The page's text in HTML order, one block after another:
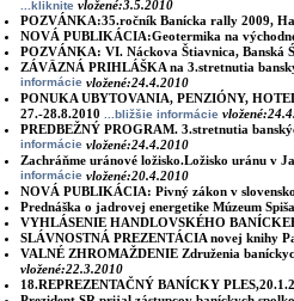
...kliknite vložené:3.5.2010
POZVÁNKA:35.ročník Banícka rally 2009,
NOVÁ PUBLIKÁCIA:Geotermika na
POZVÁNKA: VI. Náckova Štiavnica, Banská
ZÁVÄZNÁ PRIHLÁŠKA na 3.stretnutia
informácie vložené:24.4.2010
PONUKA UBYTOVANIA, PENZIÓNY,
27.-28.8.2010
...bližšie informácie
PREDBEŽNÝ PROGRAM. 3.stretnutia
informácie vložené:24.4.2010
Zachráňme uránové ložisko.Ložisko uránu v
informácie vložené:20.4.2010
NOVÁ PUBLIKÁCIA: Pivný zákon v
Prednáška o jadrovej energetike Múzeum
VYHLÁSENIE HANDLOVSKÉHO
SLÁVNOSTNÁ PREZENTÁCIA novej knihy
VALNÉ ZHROMAŽDENIE Združenia
vložené:22.3.2010
18.REPREZENTAČNÝ BANÍCKY